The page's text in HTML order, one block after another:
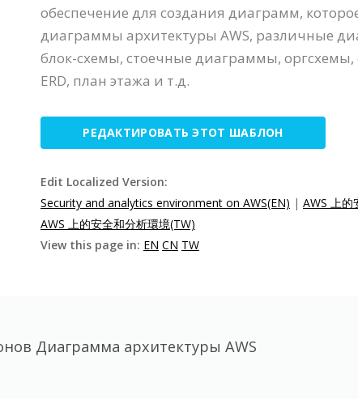
обеспечение для создания диаграмм,
диаграммы архитектуры AWS, различные
блок-схемы, стоечные диаграммы, оргсхемы,
ERD, план этажа и т.д.
РЕДАКТИРОВАТЬ ЭТОТ ШАБЛОН
Edit Localized Version:
Security and analytics environment on AWS(EN) | AWS 上的
AWS 上的安全和分析環境(TW)
View this page in: EN CN TW
Диаграмма архитектуры AWS